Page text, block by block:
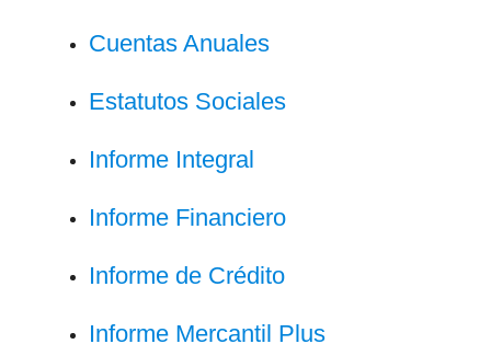
Cuentas Anuales
Estatutos Sociales
Informe Integral
Informe Financiero
Informe de Crédito
Informe Mercantil Plus